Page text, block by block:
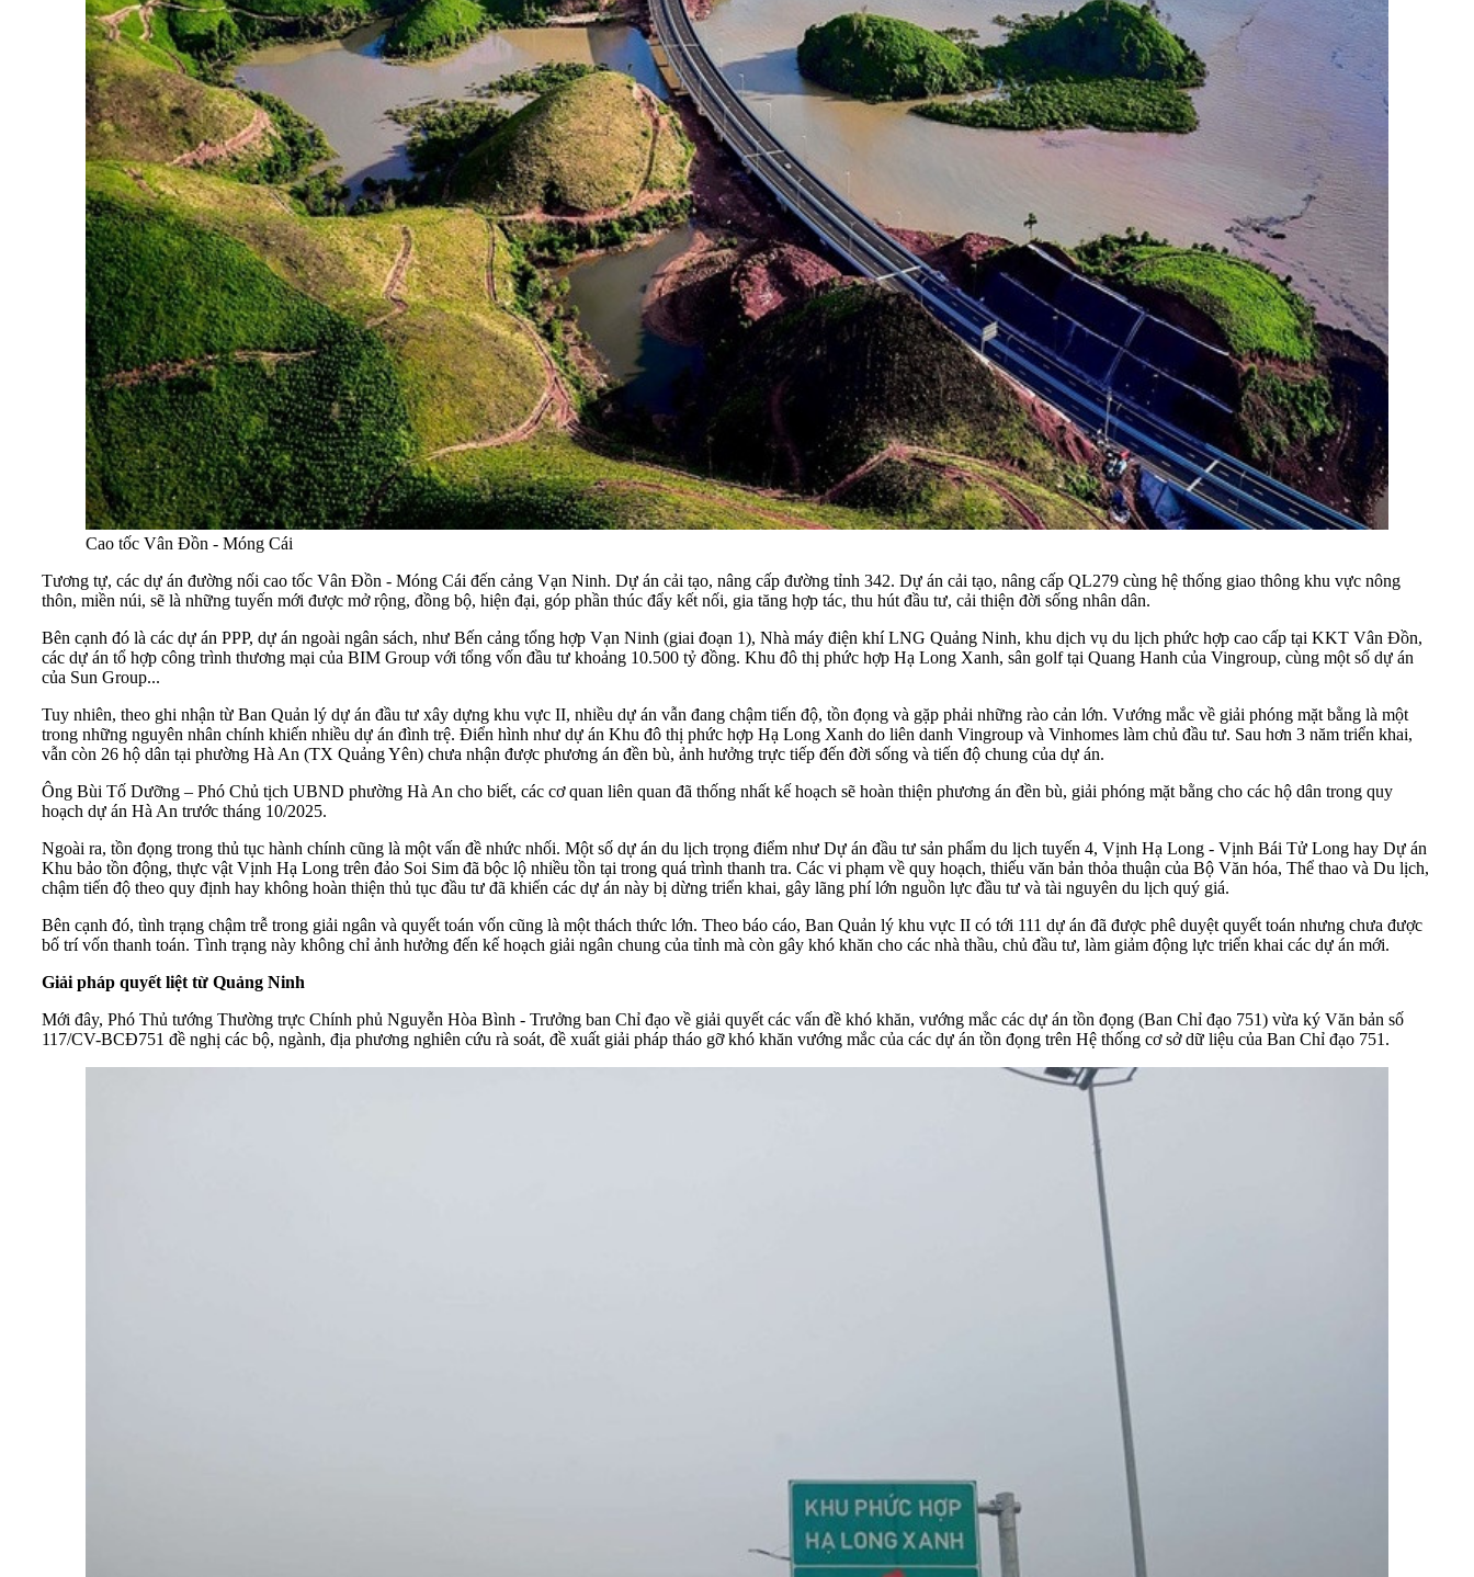
Cao tốc Vân Đồn - Móng Cái
Tương tự, các dự án đường nối cao tốc Vân Đồn - Móng Cái đến cảng Vạn Ninh. Dự án cải tạo, nâng cấp đường tỉnh 342. Dự án cải tạo, nâng cấp QL279 cùng hệ thống giao thông khu vực nông
thôn, miền núi, sẽ là những tuyến mới được mở rộng, đồng bộ, hiện đại, góp phần thúc đẩy kết nối, gia tăng hợp tác, thu hút đầu tư, cải thiện đời sống nhân dân.
Bên cạnh đó là các dự án PPP, dự án ngoài ngân sách, như Bến cảng tổng hợp Vạn Ninh (giai đoạn 1), Nhà máy điện khí LNG Quảng Ninh, khu dịch vụ du lịch phức hợp cao cấp tại KKT Vân Đồn,
các dự án tổ hợp công trình thương mại của BIM Group với tổng vốn đầu tư khoảng 10.500 tỷ đồng. Khu đô thị phức hợp Hạ Long Xanh, sân golf tại Quang Hanh của Vingroup, cùng một số dự án
của Sun Group...
Tuy nhiên, theo ghi nhận từ Ban Quản lý dự án đầu tư xây dựng khu vực II, nhiều dự án vẫn đang chậm tiến độ, tồn đọng và gặp phải những rào cản lớn. Vướng mắc về giải phóng mặt bằng là một
trong những nguyên nhân chính khiến nhiều dự án đình trệ. Điển hình như dự án Khu đô thị phức hợp Hạ Long Xanh do liên danh Vingroup và Vinhomes làm chủ đầu tư. Sau hơn 3 năm triển khai,
vẫn còn 26 hộ dân tại phường Hà An (TX Quảng Yên) chưa nhận được phương án đền bù, ảnh hưởng trực tiếp đến đời sống và tiến độ chung của dự án.
Ông Bùi Tố Dưỡng – Phó Chủ tịch UBND phường Hà An cho biết, các cơ quan liên quan đã thống nhất kế hoạch sẽ hoàn thiện phương án đền bù, giải phóng mặt bằng cho các hộ dân trong quy
hoạch dự án Hà An trước tháng 10/2025.
Ngoài ra, tồn đọng trong thủ tục hành chính cũng là một vấn đề nhức nhối. Một số dự án du lịch trọng điểm như Dự án đầu tư sản phẩm du lịch tuyến 4, Vịnh Hạ Long - Vịnh Bái Tử Long hay Dự án
Khu bảo tồn động, thực vật Vịnh Hạ Long trên đảo Soi Sim đã bộc lộ nhiều tồn tại trong quá trình thanh tra. Các vi phạm về quy hoạch, thiếu văn bản thỏa thuận của Bộ Văn hóa, Thể thao và Du lịch,
chậm tiến độ theo quy định hay không hoàn thiện thủ tục đầu tư đã khiến các dự án này bị dừng triển khai, gây lãng phí lớn nguồn lực đầu tư và tài nguyên du lịch quý giá.
Bên cạnh đó, tình trạng chậm trễ trong giải ngân và quyết toán vốn cũng là một thách thức lớn. Theo báo cáo, Ban Quản lý khu vực II có tới 111 dự án đã được phê duyệt quyết toán nhưng chưa được
bố trí vốn thanh toán. Tình trạng này không chỉ ảnh hưởng đến kế hoạch giải ngân chung của tỉnh mà còn gây khó khăn cho các nhà thầu, chủ đầu tư, làm giảm động lực triển khai các dự án mới.
Giải pháp quyết liệt từ Quảng Ninh
Mới đây, Phó Thủ tướng Thường trực Chính phủ Nguyễn Hòa Bình - Trưởng ban Chỉ đạo về giải quyết các vấn đề khó khăn, vướng mắc các dự án tồn đọng (Ban Chỉ đạo 751) vừa ký Văn bản số
117/CV-BCĐ751 đề nghị các bộ, ngành, địa phương nghiên cứu rà soát, đề xuất giải pháp tháo gỡ khó khăn vướng mắc của các dự án tồn đọng trên Hệ thống cơ sở dữ liệu của Ban Chỉ đạo 751.